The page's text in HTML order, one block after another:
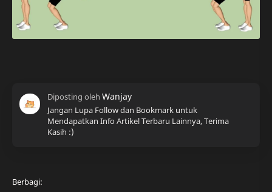
Jangan Lupa Follow dan Bookmark untuk
Mendapatkan Info Artikel Terbaru Lainnya, Terima
Kasih :)